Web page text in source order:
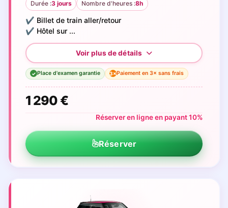
Durée :3 jours Nombre d'heures :8h
✔️ Billet de train aller/retour
✔️ Hôtel sur ...
✓ Place d'examen garantie 3×Paiement en 3× sans frais
1 290 €
Réserver en ligne en payant 10%
Réserver